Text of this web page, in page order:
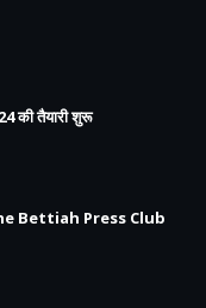
की तैयारी शुरू
Bettiah Press Club